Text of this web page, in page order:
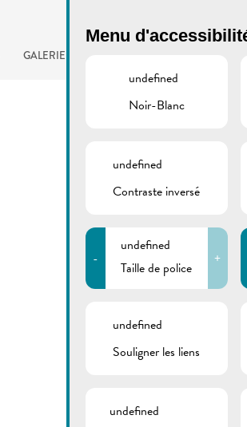
GALERIE
Menu
undefined
Noir-Blanc
undefined
Contraste inversé
-
undefined
Taille de police
+
undefined
Souligner les liens
undefined